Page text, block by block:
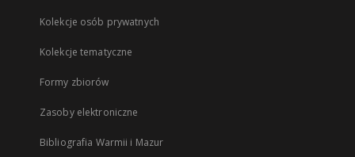
Kolekcje osób prywatnych
Kolekcje tematyczne
Formy zbiorów
Zasoby elektroniczne
Bibliografia Warmii i Mazur